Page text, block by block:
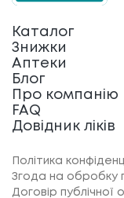
Каталог
Знижки
Аптеки
Блог
Про компанію
FAQ
Довідник ліків
Політика
Згода на обробку
Договір публічної